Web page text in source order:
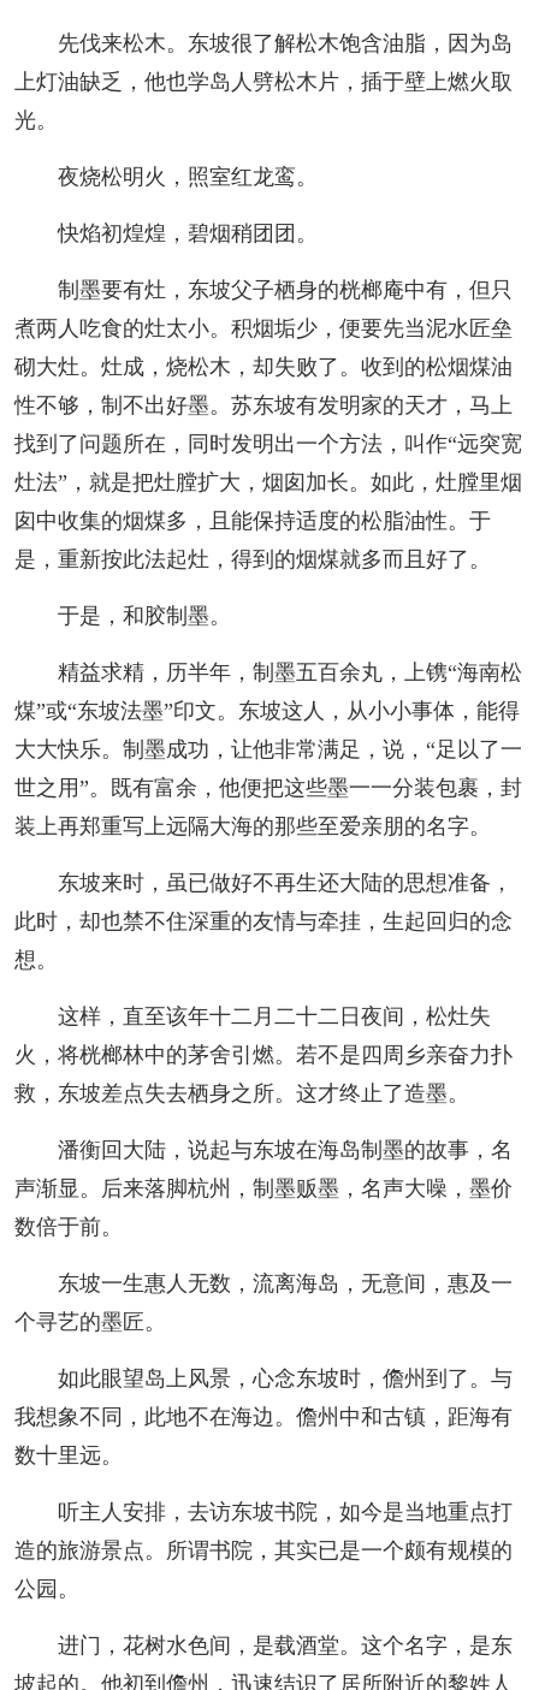
先伐来松木。东坡很了解松木饱含油脂，因为岛
上灯油缺乏，他也学岛人劈松木片，插于壁上燃火取
光。
夜烧松明火，照室红龙鸾。
快焰初煌煌，碧烟稍团团。
制墨要有灶，东坡父子栖身的桄榔庵中有，但只
煮两人吃食的灶太小。积烟垢少，便要先当泥水匠垒
砌大灶。灶成，烧松木，却失败了。收到的松烟煤油
性不够，制不出好墨。苏东坡有发明家的天才，马上
找到了问题所在，同时发明出一个方法，叫作“远突宽
灶法”，就是把灶膛扩大，烟囱加长。如此，灶膛里烟
囱中收集的烟煤多，且能保持适度的松脂油性。于
是，重新按此法起灶，得到的烟煤就多而且好了。
于是，和胶制墨。
精益求精，历半年，制墨五百余丸，上镌“海南松
煤”或“东坡法墨”印文。东坡这人，从小小事体，能得
大大快乐。制墨成功，让他非常满足，说，“足以了一
世之用”。既有富余，他便把这些墨一一分装包裹，封
装上再郑重写上远隔大海的那些至爱亲朋的名字。
东坡来时，虽已做好不再生还大陆的思想准备，
此时，却也禁不住深重的友情与牵挂，生起回归的念
想。
这样，直至该年十二月二十二日夜间，松灶失
火，将桄榔林中的茅舍引燃。若不是四周乡亲奋力扑
救，东坡差点失去栖身之所。这才终止了造墨。
潘衡回大陆，说起与东坡在海岛制墨的故事，名
声渐显。后来落脚杭州，制墨贩墨，名声大噪，墨价
数倍于前。
东坡一生惠人无数，流离海岛，无意间，惠及一
个寻艺的墨匠。
如此眼望岛上风景，心念东坡时，儋州到了。与
我想象不同，此地不在海边。儋州中和古镇，距海有
数十里远。
听主人安排，去访东坡书院，如今是当地重点打
造的旅游景点。所谓书院，其实已是一个颇有规模的
公园。
进门，花树水色间，是载酒堂。这个名字，是东
坡起的。他初到儋州，迅速结识了居所附近的黎姓人